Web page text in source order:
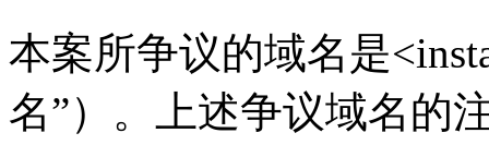
本案所争议的域名是
名”）。上述争议域名的